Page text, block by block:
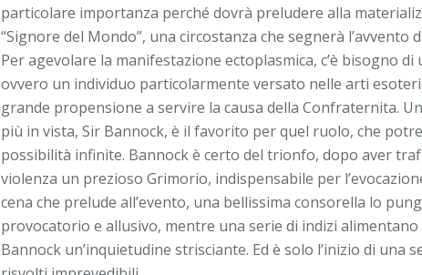
particolare importanza perché dovrà preludere alla
“Signore del Mondo”, una circostanza che segnerà l’avvento
Per agevolare la manifestazione ectoplasmica, c’è bisogno di
ovvero un individuo particolarmente versato nelle arti
grande propensione a servire la causa della Confraternita.
più in vista, Sir Bannock, è il favorito per quel ruolo, che
possibilità infinite. Bannock è certo del trionfo, dopo aver
violenza un prezioso Grimorio, indispensabile per
cena che prelude all’evento, una bellissima consorella lo
provocatorio e allusivo, mentre una serie di indizi alimentano
Bannock un’inquietudine strisciante. Ed è solo l’inizio di una